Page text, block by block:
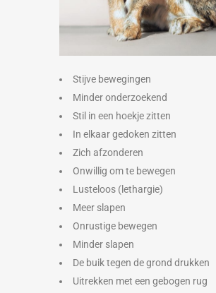
Stijve bewegingen
Minder onderzoekend
Stil in een hoekje zitten
In elkaar gedoken zitten
Zich afzonderen
Onwillig om te bewegen
Lusteloos (lethargie)
Meer slapen
Onrustige bewegen
Minder slapen
De buik tegen de grond drukken
Uitrekken met een gebogen rug